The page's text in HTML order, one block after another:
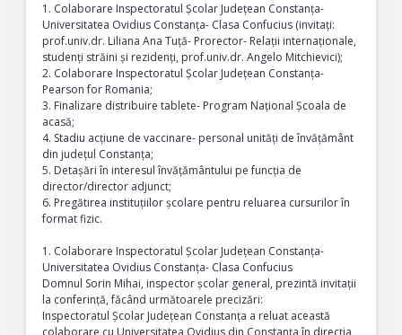
1. Colaborare Inspectoratul Școlar Județean Constanța-
Universitatea Ovidius Constanța- Clasa Confucius (invitați:
prof.univ.dr. Liliana Ana Tuță- Prorector- Relații internaționale,
studenți străini și rezidenți, prof.univ.dr. Angelo Mitchievici);
2. Colaborare Inspectoratul Școlar Județean Constanța-
Pearson for Romania;
3. Finalizare distribuire tablete- Program Național Școala de
acasă;
4. Stadiu acțiune de vaccinare- personal unități de învățământ
din județul Constanța;
5. Detașări în interesul învățământului pe funcția de
director/director adjunct;
6. Pregătirea instituțiilor școlare pentru reluarea cursurilor în
format fizic.
1. Colaborare Inspectoratul Școlar Județean Constanța-
Universitatea Ovidius Constanța- Clasa Confucius
Domnul Sorin Mihai, inspector școlar general, prezintă invitații
la conferință, făcând următoarele precizări:
Inspectoratul Școlar Județean Constanța a reluat această
colaborare cu Universitatea Ovidius din Constanța în direcția